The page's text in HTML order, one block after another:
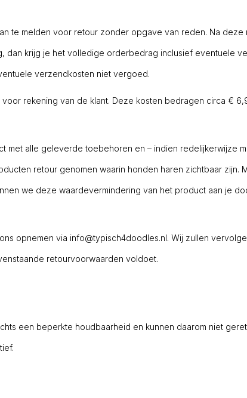
te melden voor retour zonder opgave van reden. Na
dan krijg je het volledige orderbedrag inclusief eventuele
verzendkosten niet vergoed.
rekening van de klant. Deze kosten bedragen circa €
met alle geleverde toebehoren en – indien redelijkerwijze
retour genomen waarin honden haren zichtbaar
we deze waardevermindering van het product aan je
opnemen via info@typisch4doodles.nl. Wij zullen
retourvoorwaarden voldoet.
een beperkte houdbaarheid en kunnen daarom niet